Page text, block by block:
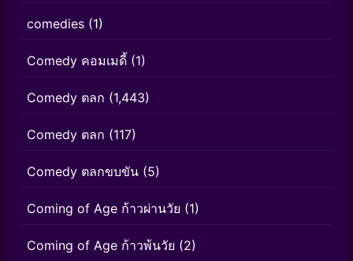
comedies (1)
Comedy คอมเมดี้ (1)
Comedy ตลก (1,443)
Comedy ตลก (117)
Comedy ตลกขบขัน (5)
Coming of Age ก้าวผ่านวัย (1)
Coming of Age ก้าวพ้นวัย (2)